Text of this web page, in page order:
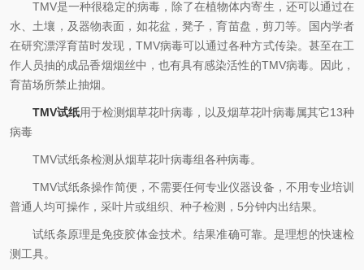
TMV是一种很稳定的病毒，除了在植物体内寄生，还可以通过在
水、土壤，及器物表面，如花盆，凳子，育苗盘，剪刀等。国内学者
在研究漂浮育苗时发现，TMV病毒可以通过各种方式传染。甚至在工
作人员抽的成品香烟烟丝中，也有具有感染活性的TMV病毒。因此，
育苗场所禁止抽烟。
TMV试纸用于检测烟草花叶病毒，以及烟草花叶病毒属其它13种
病毒
TMV试纸条检测从烟草花叶病毒组各种病毒。
TMV试纸条操作简便，不需要任何专业仪器设备，不用专业培训
普通人均可操作，采叶片或组织、种子检测，5分钟内出结果。
试纸条原理是免疫胶体金技术。结果准确可靠。是理想的快速检
测工具。